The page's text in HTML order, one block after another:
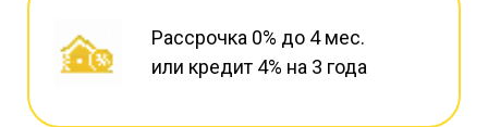
Рассрочка 0% до 4 мес.
или кредит 4% на 3 года